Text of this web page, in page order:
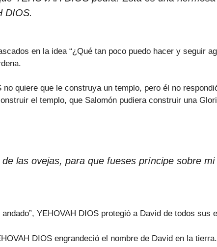
DIOS.
en la idea “¿Qué tan poco puedo hacer y seguir
quiere que le construya un templo, pero él no
el templo, que Salomón pudiera construir una
las ovejas, para que fueses príncipe sobre
YEHOVAH DIOS protegió a David de todos sus
DIOS engrandeció el nombre de David en la tierra.